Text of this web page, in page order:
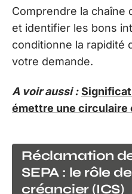
Comprendre la chaîne
et identifier les bons
conditionne la rapidité
votre demande.
A voir aussi :
émettre une circulaire
Réclamation
SEPA : le rôle
créancier (ICS)